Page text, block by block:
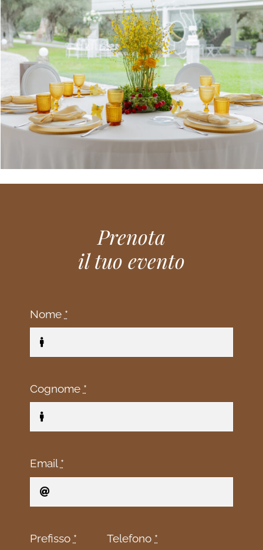
Prenota
il tuo evento
Nome *
Cognome *
Email *
Prefisso * Telefono *